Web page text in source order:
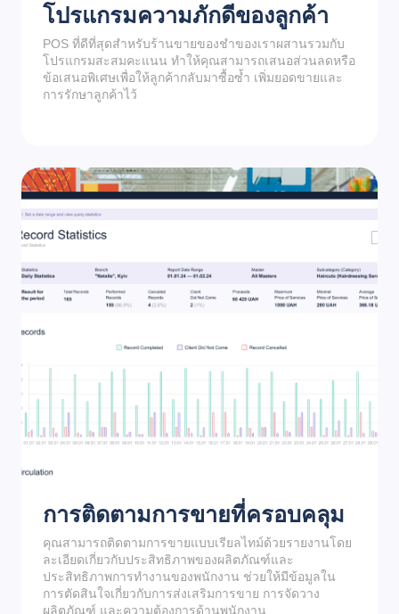
โปรแกรมความภักดีของลูกค้า
POS ที่ดีที่สุดสำหรับร้านขายของชำของเราผสานรวมกับ
โปรแกรมสะสมคะแนน ทำให้คุณสามารถเสนอส่วนลดหรือ
ข้อเสนอพิเศษเพื่อให้ลูกค้ากลับมาซื้อซ้ำ เพิ่มยอดขายและ
การรักษาลูกค้าไว้
การติดตามการขายที่ครอบคลุม
คุณสามารถติดตามการขายแบบเรียลไทม์ด้วยรายงานโดย
ละเอียดเกี่ยวกับประสิทธิภาพของผลิตภัณฑ์และ
ประสิทธิภาพการทำงานของพนักงาน ช่วยให้มีข้อมูลใน
การตัดสินใจเกี่ยวกับการส่งเสริมการขาย การจัดวาง
ผลิตภัณฑ์ และความต้องการด้านพนักงาน